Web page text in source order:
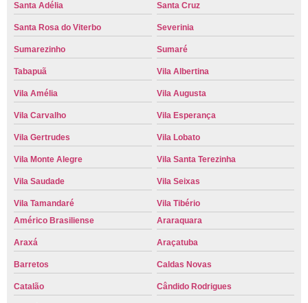
Santa Adélia Santa Cruz
Santa Rosa do Viterbo Severinia
Sumarezinho Sumaré
Tabapuã Vila Albertina
Vila Amélia Vila Augusta
Vila Carvalho Vila Esperança
Vila Gertrudes Vila Lobato
Vila Monte Alegre Vila Santa Terezinha
Vila Saudade Vila Seixas
Vila Tamandaré
Vila Tibério
Américo Brasiliense
Araraquara
Araxá Araçatuba
Barretos Caldas Novas
Catalão Cândido Rodrigues